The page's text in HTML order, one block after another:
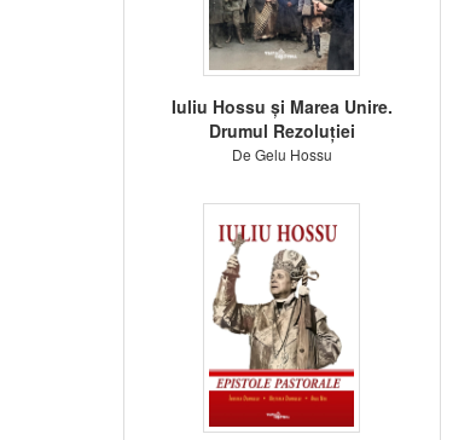
Iuliu Hossu și Marea Unire.
Drumul Rezoluției
De Gelu Hossu